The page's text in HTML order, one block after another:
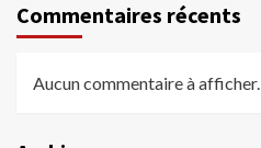
Commentaires récents
Aucun commentaire à afficher.